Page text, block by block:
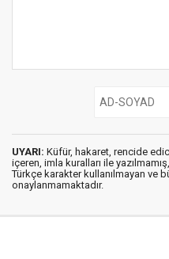
UYARI: Küfür, hakaret, rencide
içeren, imla kuralları ile yazılmamış,
Türkçe karakter kullanılmayan ve
onaylanmamaktadır.